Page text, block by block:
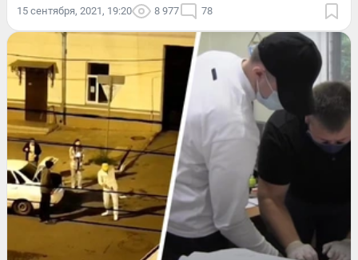
15 сентября, 2021, 19:20 8 977 78